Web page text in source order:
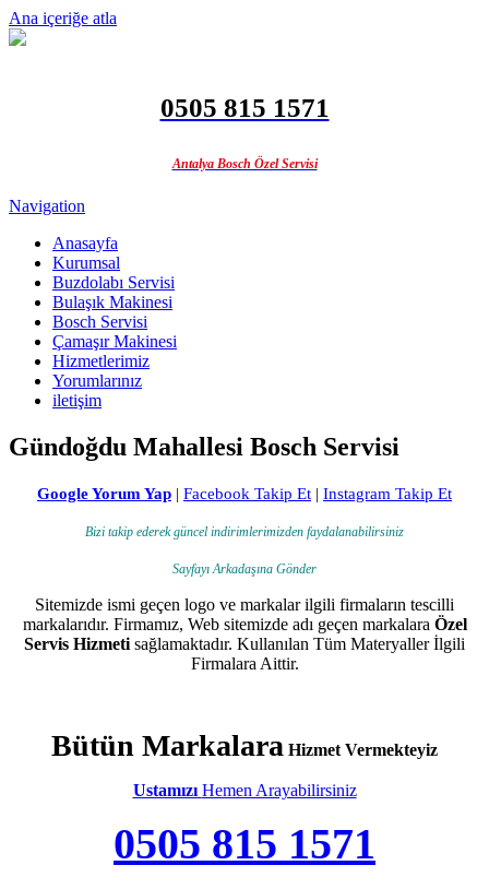
Ana içeriğe atla
0505 815 1571
Antalya Bosch Özel Servisi
Navigation
Anasayfa
Kurumsal
Buzdolabı Servisi
Bulaşık Makinesi
Bosch Servisi
Çamaşır Makinesi
Hizmetlerimiz
Yorumlarınız
iletişim
Gündoğdu Mahallesi Bosch Servisi
Google Yorum Yap | Facebook Takip Et | Instagram Takip Et
Bizi takip ederek güncel indirimlerimizden faydalanabilirsiniz
Sayfayı Arkadaşına Gönder
Sitemizde ismi geçen logo ve markalar ilgili firmaların tescilli
markalarıdır. Firmamız, Web sitemizde adı geçen markalara Özel
Servis Hizmeti sağlamaktadır. Kullanılan Tüm Materyaller İlgili
Firmalara Aittir.
Bütün Markalara Hizmet Vermekteyiz
Ustamızı Hemen Arayabilirsiniz
0505 815 1571